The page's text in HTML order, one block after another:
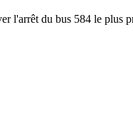
l'arrêt du bus 584 le plus